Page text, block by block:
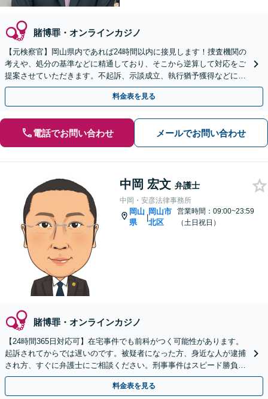
賭博罪・オンラインカジノ
【元検察官】岡山県内であれば24時間以内に接見します！捜査機関の
考えや、処分の基準などに精通しており、そこから逆算して対応をご
提案させていただきます。不起訴、示談成立、執行猶予獲得などに向
け、スムーズに対応【夜間面談可｜駐車場完備】
料金表を見る
電話でお問い合わせ メールでお問い合わせ
中岡 宏文 弁護士
中岡・安彦法律事務所
岡山
県
|
岡山市
北区
営業時間：09:00~23:59
（土日祝日）
賭博罪・オンラインカジノ
【24時間365日対応可】在宅事件でも前科がつく可能性があります。
起訴されてからでは遅いのです。被疑者になった方、身近な人が逮捕
され方、すぐに弁護士にご相談ください。刑事事件はスピード勝負、
初回の接見は即時駆けつけます。
料金表を見る